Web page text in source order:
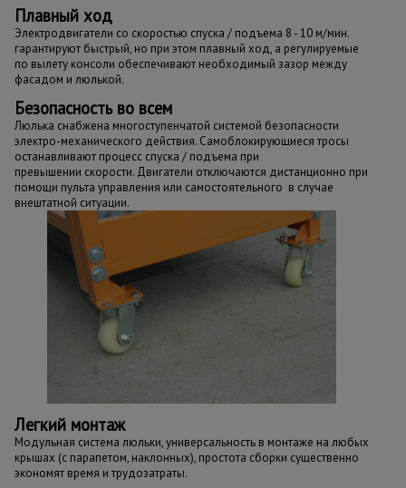
Плавный ход
Электродвигатели со скоростью спуска / подъема 8 - 10 м/мин.
гарантируют быстрый, но при этом плавный ход, а регулируемые
по вылету консоли обеспечивают необходимый зазор между
фасадом и люлькой.
Безопасность во всем
Люлька снабжена многоступенчатой системой безопасности
электро-механического действия. Самоблокирующиеся тросы
останавливают процесс спуска / подъема при
превышении скорости. Двигатели отключаются дистанционно при
помощи пульта управления или самостоятельного в случае
внештатной ситуации.
Легкий монтаж
Модульная система люльки, универсальность в монтаже на любых
крышах (с парапетом, наклонных), простота сборки существенно
экономят время и трудозатраты.